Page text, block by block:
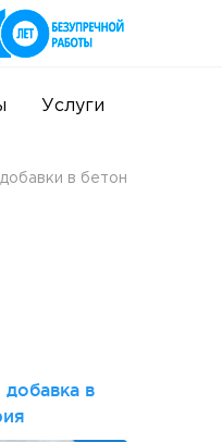
Услуги
в бетон
в